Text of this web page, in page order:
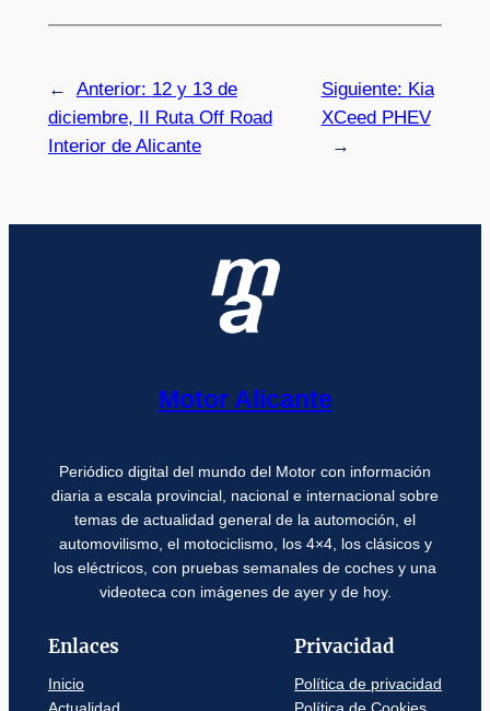
← Anterior: 12 y 13 de
diciembre, II Ruta Off Road
Interior de Alicante
Siguiente: Kia
XCeed PHEV
→
Motor Alicante
Periódico digital del mundo del Motor con información
diaria a escala provincial, nacional e internacional sobre
temas de actualidad general de la automoción, el
automovilismo, el motociclismo, los 4×4, los clásicos y
los eléctricos, con pruebas semanales de coches y una
videoteca con imágenes de ayer y de hoy.
Enlaces
Inicio
Privacidad
Política de privacidad